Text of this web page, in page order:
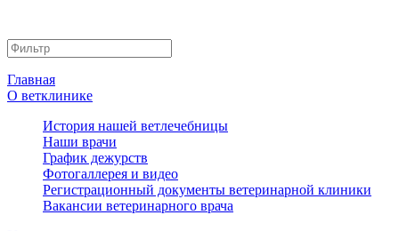
Главная
О ветклинике
История нашей ветлечебницы
Наши врачи
График дежурств
Фотогаллерея и видео
Регистрационный документы ветеринарной клиники
Вакансии ветеринарного врача